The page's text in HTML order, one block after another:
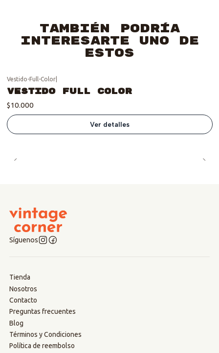
También podría
interesarte uno de
estos
Vestido-Full-Color|
Vestido Full Color
$10.000
Ver detalles
Síguenos
Tienda
Nosotros
Contacto
Preguntas frecuentes
Blog
Términos y Condiciones
Política de reembolso